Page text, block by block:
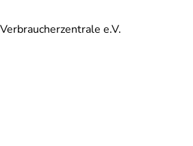
Verbraucherzentrale e.V.